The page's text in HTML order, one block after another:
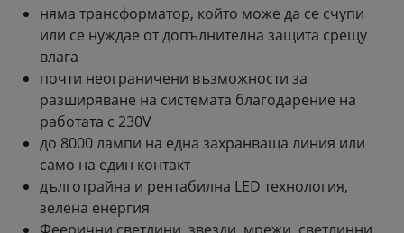
няма трансформатор, който може да се счупи
или се нуждае от допълнителна защита срещу
влага
почти неограничени възможности за
разширяване на системата благодарение на
работата с 230V
до 8000 лампи на една захранваща линия или
само на един контакт
дълготрайна и рентабилна LED технология,
зелена енергия